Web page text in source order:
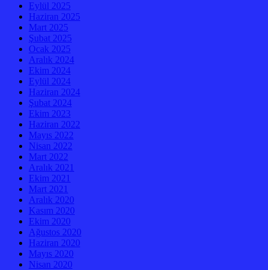
Eylül 2025
Haziran 2025
Mart 2025
Şubat 2025
Ocak 2025
Aralık 2024
Ekim 2024
Eylül 2024
Haziran 2024
Şubat 2024
Ekim 2023
Haziran 2022
Mayıs 2022
Nisan 2022
Mart 2022
Aralık 2021
Ekim 2021
Mart 2021
Aralık 2020
Kasım 2020
Ekim 2020
Ağustos 2020
Haziran 2020
Mayıs 2020
Nisan 2020